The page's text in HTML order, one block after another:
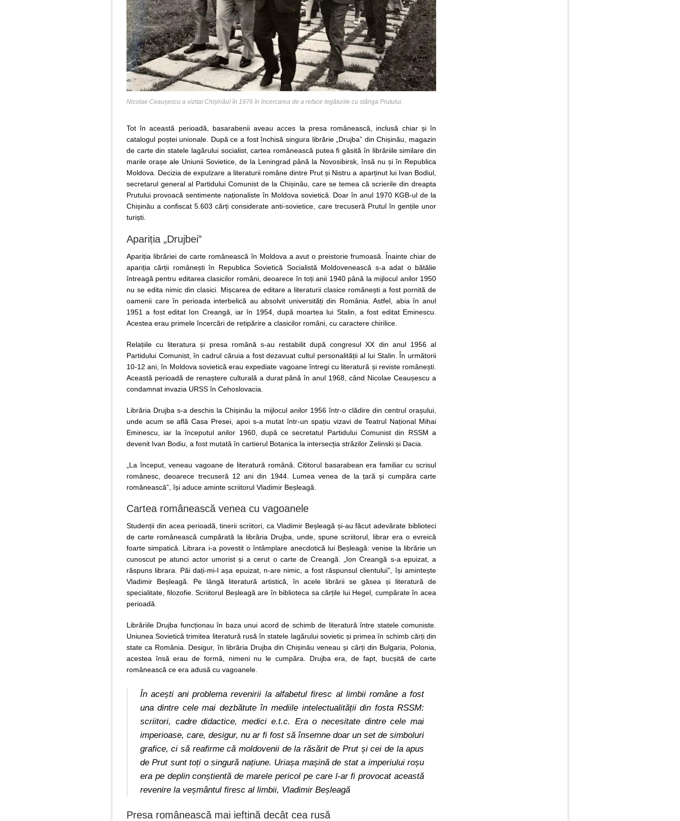
Nicolae Ceaușescu a vizitat Chișinăul în 1976 în încercarea de a reface legăturile cu stânga Prutului.
Tot în această perioadă, basarabenii aveau acces la presa românească, inclusă chiar și în
catalogul poștei unionale. După ce a fost închisă singura librărie „Drujba” din Chișinău, magazin
de carte din statele lagărului socialist, cartea românească putea fi găsită în librăriile similare din
marile orașe ale Uniunii Sovietice, de la Leningrad până la Novosibirsk, însă nu și în Republica
Moldova. Decizia de expulzare a literaturii române dintre Prut și Nistru a aparținut lui Ivan Bodiul,
secretarul general al Partidului Comunist de la Chișinău, care se temea că scrierile din dreapta
Prutului provoacă sentimente naționaliste în Moldova sovietică. Doar în anul 1970 KGB-ul de la
Chișinău a confiscat 5.603 cărți considerate anti-sovietice, care trecuseră Prutul în gențile unor
turiști.
Apariția „Drujbei”
Apariția librăriei de carte românească în Moldova a avut o preistorie frumoasă. Înainte chiar de
apariția cărții românești în Republica Sovietică Socialistă Moldovenească s-a adat o bătălie
întreagă pentru editarea clasicilor români, deoarece în toți anii 1940 până la mijlocul anilor 1950
nu se edita nimic din clasici. Mișcarea de editare a literaturii clasice românești a fost pornită de
oamenii care în perioada interbelică au absolvit universități din România. Astfel, abia în anul
1951 a fost editat Ion Creangă, iar în 1954, după moartea lui Stalin, a fost editat Eminescu.
Acestea erau primele încercări de retipărire a clasicilor români, cu caractere chirilice.
Relațiile cu literatura și presa română s-au restabilit după congresul XX din anul 1956 al
Partidului Comunist, în cadrul căruia a fost dezavuat cultul personalității al lui Stalin. În următorii
10-12 ani, în Moldova sovietică erau expediate vagoane întregi cu literatură și reviste românești.
Această perioadă de renaștere culturală a durat până în anul 1968, când Nicolae Ceaușescu a
condamnat invazia URSS în Cehoslovacia.
Librăria Drujba s-a deschis la Chișinău la mijlocul anilor 1956 într-o clădire din centrul orașului,
unde acum se află Casa Presei, apoi s-a mutat într-un spațiu vizavi de Teatrul Național Mihai
Eminescu, iar la începutul anilor 1960, după ce secretatul Partidului Comunist din RSSM a
devenit Ivan Bodiu, a fost mutată în cartierul Botanica la intersecția străzilor Zelinski și Dacia.
„La început, veneau vagoane de literatură română. Cititorul basarabean era familiar cu scrisul
românesc, deoarece trecuseră 12 ani din 1944. Lumea venea de la țară și cumpăra carte
românească”, își aduce aminte scriitorul Vladimir Beșleagă.
Cartea românească venea cu vagoanele
Studenții din acea perioadă, tinerii scriitori, ca Vladimir Beșleagă și-au făcut adevărate biblioteci
de carte românească cumpărată la librăria Drujba, unde, spune scriitorul, librar era o evreică
foarte simpatică. Librara i-a povestit o întâmplare anecdotică lui Beșleagă: venise la librărie un
cunoscut pe atunci actor umorist și a cerut o carte de Creangă. „Ion Creangă s-a epuizat, a
răspuns librara. Păi dați-mi-l așa epuizat, n-are nimic, a fost răspunsul clientului”, își amintește
Vladimir Beșleagă. Pe lângă literatură artistică, în acele librării se găsea și literatură de
specialitate, filozofie. Scriitorul Beșleagă are în biblioteca sa cărțile lui Hegel, cumpărate în acea
perioadă.
Librăriile Drujba funcționau în baza unui acord de schimb de literatură între statele comuniste.
Uniunea Sovietică trimitea literatură rusă în statele lagărului sovietic și primea în schimb cărți din
state ca România. Desigur, în librăria Drujba din Chișinău veneau și cărți din Bulgaria, Polonia,
acestea însă erau de formă, nimeni nu le cumpăra. Drujba era, de fapt, bucșită de carte
românească ce era adusă cu vagoanele.
În acești ani problema revenirii la alfabetul firesc al limbii române a fost
una dintre cele mai dezbătute în mediile intelectualității din fosta RSSM:
scriitori, cadre didactice, medici e.t.c. Era o necesitate dintre cele mai
imperioase, care, desigur, nu ar fi fost să însemne doar un set de simboluri
grafice, ci să reafirme că moldovenii de la răsărit de Prut și cei de la apus
de Prut sunt toți o singură națiune. Uriașa mașină de stat a imperiului roșu
era pe deplin conștientă de marele pericol pe care l-ar fi provocat această
revenire la veșmântul firesc al limbii, Vladimir Beșleagă
Presa românească mai ieftină decât cea rusă